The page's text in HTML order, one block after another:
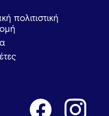
πολιτιστική